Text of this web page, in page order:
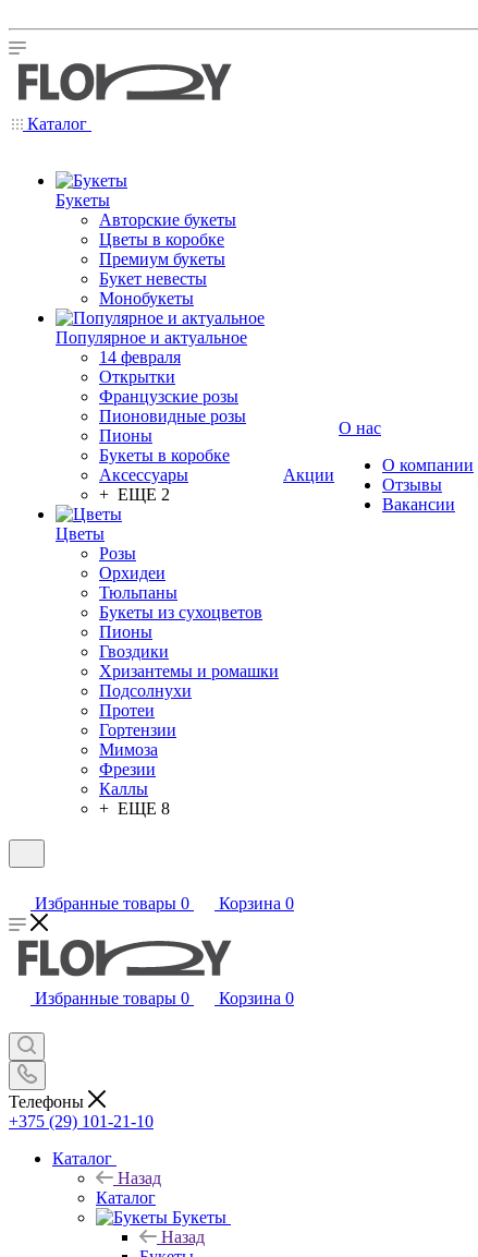
Каталог
Букеты
Авторские букеты
Цветы в коробке
Премиум букеты
Букет невесты
Монобукеты
Популярное и актуальное
14 февраля
Открытки
Французские розы
Пионовидные розы
Пионы
Букеты в коробке
Аксессуары
+ ЕЩЕ 2
Цветы
Розы
Орхидеи
Тюльпаны
Букеты из сухоцветов
Пионы
Гвоздики
Хризантемы и ромашки
Подсолнухи
Протеи
Гортензии
Мимоза
Фрезии
Каллы
+ ЕЩЕ 8
Акции
О нас
О компании
Отзывы
Вакансии
Избранные товары 0 Корзина 0
Избранные товары 0 Корзина 0
Телефоны
+375 (29) 101-21-10
Каталог
Назад
Каталог
Букеты
Назад